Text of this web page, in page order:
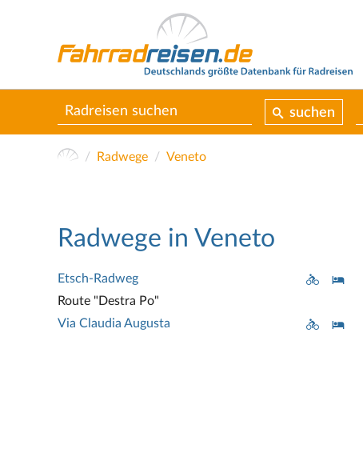
suchen
Radwege Veneto
Radwege in Veneto
Etsch-Radweg
Route "Destra Po"
Via Claudia Augusta